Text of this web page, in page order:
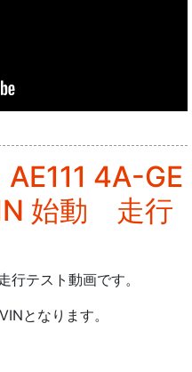
4A-GE
始動 走行
行テスト動画です。
となります。